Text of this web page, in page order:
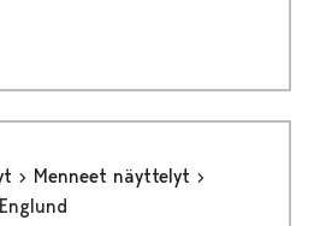
Menneet näyttelyt